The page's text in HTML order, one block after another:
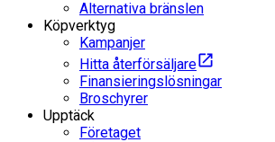
Alternativa bränslen
Köpverktyg
Kampanjer
Hitta återförsäljare
Finansieringslösningar
Broschyrer
Upptäck
Företaget